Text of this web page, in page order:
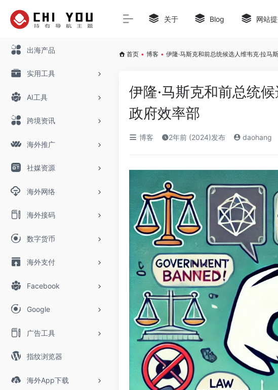
出海产品
实用工具
AI工具
跨境资讯
海外推广
社媒资源
海外网络
海外接码
数字货币
海外支付
Facebook
Google
广告工具
指纹浏览器
海外App下载
关于 Blog 网站
首页 • 博客 • 伊隆·马斯克和前总统候选人维韦克·拉马
伊隆·马斯克和前总统
政府效率部
博客 2年前 (2024)发布 daohang